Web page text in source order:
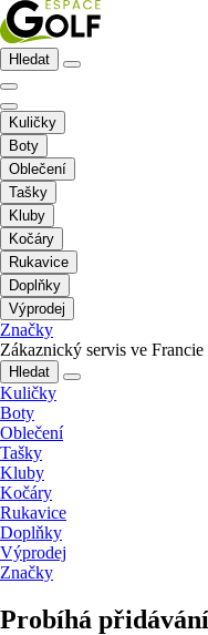
Hledat
Kuličky
Boty
Oblečení
Tašky
Kluby
Kočáry
Rukavice
Doplňky
Výprodej
Značky
Zákaznický servis ve Francie
Hledat
Kuličky
Boty
Oblečení
Tašky
Kluby
Kočáry
Rukavice
Doplňky
Výprodej
Značky
Probíhá